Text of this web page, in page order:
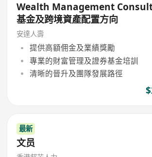
Wealth Management
基金及跨境資產配置方向
安達人壽
提供高額佣金及業績獎勵
專業的財富管理及證券基金培訓
清晰的晉升及團隊發展路徑
最新
文员